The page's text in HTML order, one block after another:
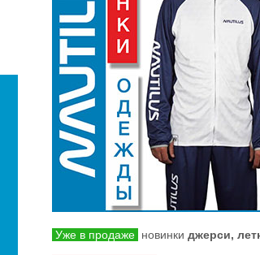
Уже в продаже новинки джерси,